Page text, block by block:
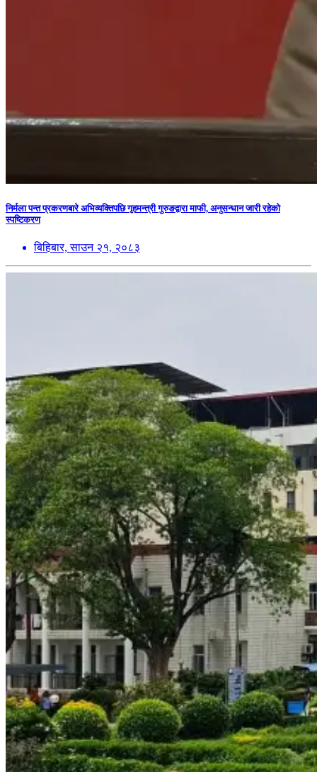
निर्मला पन्त प्रकरणबारे अभिव्यक्तिपछि गृहमन्त्री गुरुङद्वारा माफी, अनुसन्धान जारी रहेको
स्पष्टिकरण
बिहिबार, साउन २१, २०८३